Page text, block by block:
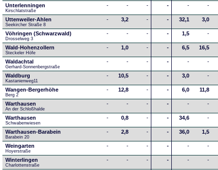
Unterlenningen
Kirschlatstraße
- - - - - -
Uttenweiler-Ahlen
Seekircher Straße 8
- 3,2 - - 32,1 3,0
Vöhringen (Schwarzwald)
Drosselweg 3
- - - - 1,5 -
Wald-Hohenzollern
Steckeler Höfe
- 1,0 - - 6,5 16,5
Waldachtal
Gerhard-Sonnenbergstraße
- - - - - -
Waldburg
Kastanienweg11
- 10,5 - - 3,0 -
Wangen-Bergerhöhe
Berg 2
- 12,8 - - 6,0 11,8
Warthausen
An der Schloßhalde
- - - - - -
Warthausen
Schwabenwiesen
- 0,8 - - 34,6 -
Warthausen-Barabein
Barabein 20
- 2,8 - - 36,0 1,5
Weingarten
Hoyerstraße
- - - - - -
Winterlingen
Charlottenstraße
- - - - - -